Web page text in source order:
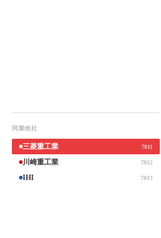
同業他社
三菱重工業 7011
川崎重工業 7012
IHI 7013